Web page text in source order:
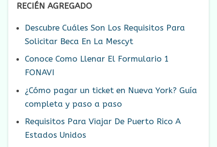
RECIÉN AGREGADO
Descubre Cuáles Son Los Requisitos Para
Solicitar Beca En La Mescyt
Conoce Como Llenar El Formulario 1
FONAVI
¿Cómo pagar un ticket en Nueva York? Guía
completa y paso a paso
Requisitos Para Viajar De Puerto Rico A
Estados Unidos